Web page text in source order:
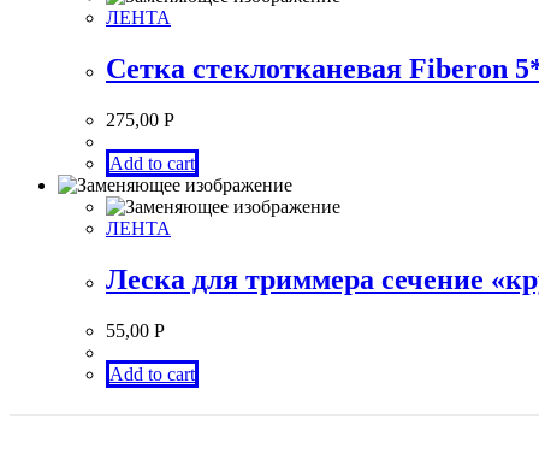
ЛЕНТА
Сетка стеклотканевая Fiberon
275,00 Р
Add to cart
ЛЕНТА
Леска для триммера сечение
55,00 Р
Add to cart